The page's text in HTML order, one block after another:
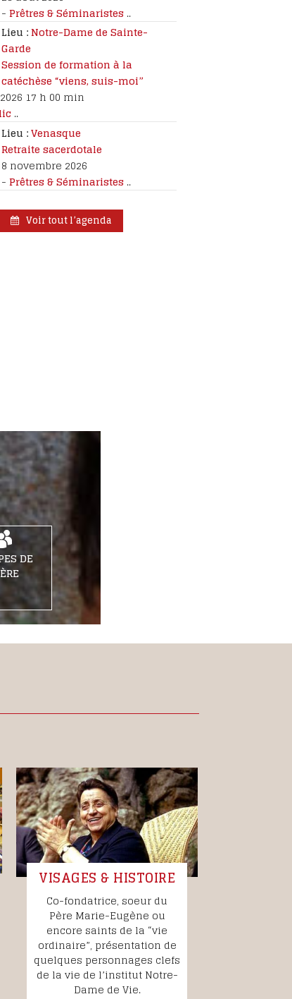
-Prêtres & Séminaristes ..
Lieu :Notre-Dame de Sainte-
Garde
Session de formation à la
catéchèse “viens, suis-moi”
17 h 00 min
..
Lieu :Venasque
Retraite sacerdotale
8 novembre 2026
-Prêtres & Séminaristes ..
Voir tout l’agenda
DE
VISAGES & HISTOIRE
Co-fondatrice, soeur du
Père Marie-Eugène ou
encore saints de la “vie
ordinaire”, présentation de
quelques personnages clefs
de la vie de l’institut Notre-
Dame de Vie.